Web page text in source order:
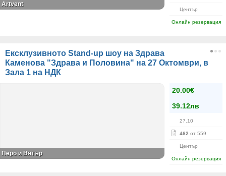
Център
Онлайн резервация
Artvent
Ексклузивното Stand-up шоу на Здрава
Каменова "Здрава и Половина" на 27 Октомври, в
Зала 1 на НДК
20.00€
39.12лв
27.10
462 от 559
Център
Онлайн резервация
Перо и Вятър